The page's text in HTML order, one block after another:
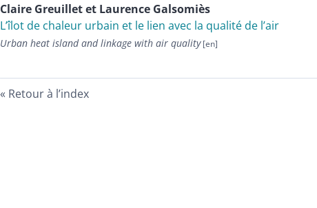
Claire Greuilletet Laurence Galsomiès
L’îlot de chaleur urbain et le lien avec la qualité de l’air
Urban heat island and linkage with air quality
Retour à l’index